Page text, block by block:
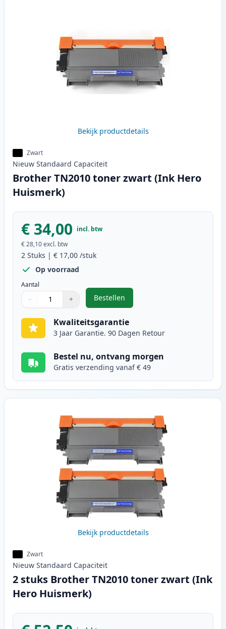
Bekijk productdetails
Zwart
Nieuw Standaard Capaciteit
Brother TN2010 toner zwart (Ink Hero
Huismerk)
€ 34,00 incl. btw
€ 28,10excl. btw
2 Stuks | € 17,00 /stuk
Op voorraad
Aantal
Gebruik de knoppen om aan te passen
− +
1
Bestellen
,Brother TN2010 toner zwart (Ink
Kwaliteitsgarantie
3 Jaar Garantie. 90 Dagen Retour
Bestel nu, ontvang morgen
Gratis verzending vanaf € 49
Bekijk productdetails
Zwart
Nieuw Standaard Capaciteit
2 stuks Brother TN2010 toner zwart (Ink
Hero Huismerk)